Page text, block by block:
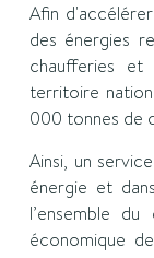
Afin
des énergies
chaufferies et
territoire
000 tonnes de
Ainsi, un
énergie et
l’ensemble
économique